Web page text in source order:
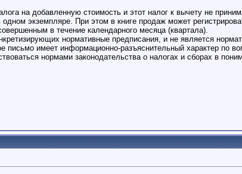
на добавленную стоимость и этот налог к вычету не
экземпляре. При этом в книге продаж может
в течение календарного месяца (квартала).
нормативные предписания, и не является
имеет информационно-разъяснительный характер по
нормами законодательства о налогах и сборах в